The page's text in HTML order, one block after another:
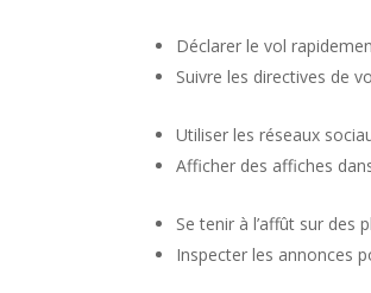
Déclarer le vol
Suivre les directives de
Utiliser les réseaux
Afficher des affiches
Se tenir à l’affût sur des
Inspecter les annonces